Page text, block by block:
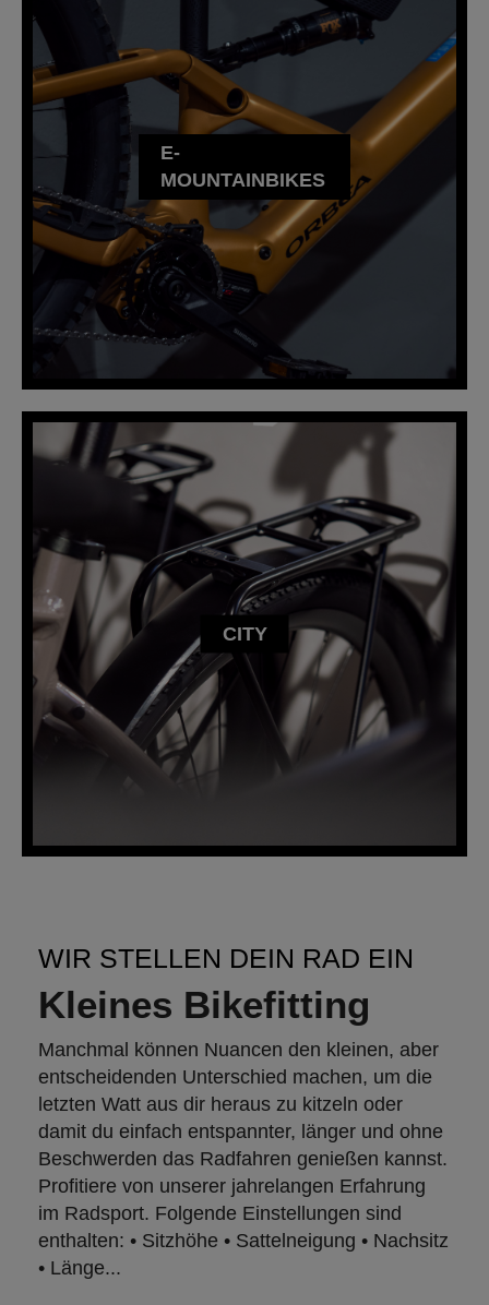
E-
MOUNTAINBIKES
CITY
WIR STELLEN DEIN RAD EIN
Kleines Bikefitting
Manchmal können Nuancen den kleinen, aber
entscheidenden Unterschied machen, um die
letzten Watt aus dir heraus zu kitzeln oder
damit du einfach entspannter, länger und ohne
Beschwerden das Radfahren genießen kannst.
Profitiere von unserer jahrelangen Erfahrung
im Radsport. Folgende Einstellungen sind
enthalten: • Sitzhöhe • Sattelneigung • Nachsitz
• Länge...